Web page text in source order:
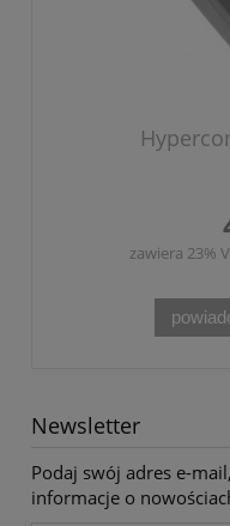
zawiera 23%
Newsletter
Podaj swój adres e-
informacje o